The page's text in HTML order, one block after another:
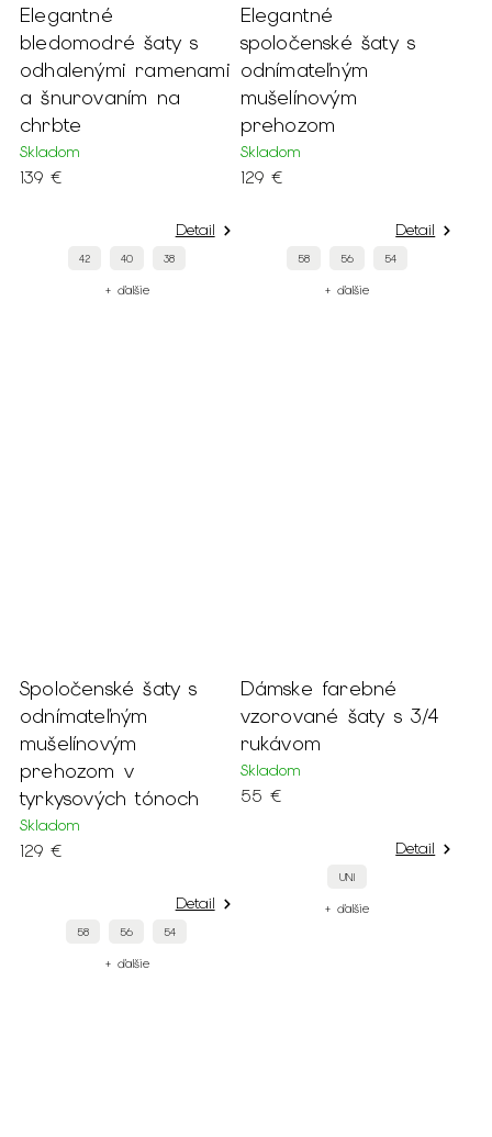
Elegantné
bledomodré šaty s
odhalenými ramenami
a šnurovaním na
chrbte
Skladom
139 €
Detail
42 40 38
+ ďalšie
Elegantné
spoločenské šaty s
odnímateľným
mušelínovým
prehozom
Skladom
129 €
Detail
58 56 54
+ ďalšie
Spoločenské šaty s
odnímateľným
mušelínovým
prehozom v
tyrkysových tónoch
Skladom
129 €
Detail
58 56 54
+ ďalšie
Dámske farebné
vzorované šaty s 3/4
rukávom
Skladom
55 €
Detail
UNI
+ ďalšie